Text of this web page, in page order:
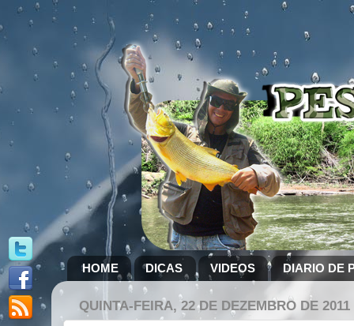
HOME DICAS VIDEOS DIARIO DE
QUINTA-FEIRA, 22 DE DEZEMBRO DE 2011